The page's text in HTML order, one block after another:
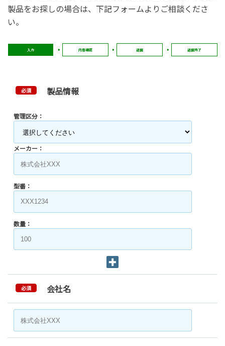
製品をお探しの場合は、下記フォームよりご相談くださ
い。
入力 内容確認 送信 送信完了
必須 製品情報
管理区分：
メーカー：
型番：
数量：
必須 会社名